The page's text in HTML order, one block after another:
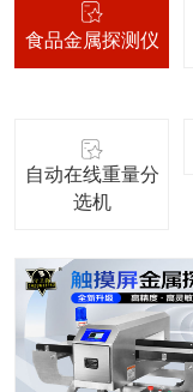
食品金属探测仪
自动在线重量分
选机